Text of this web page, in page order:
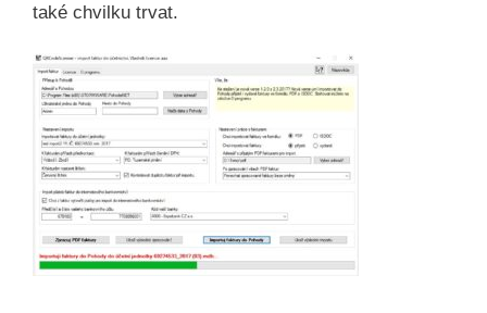
také chvilku trvat.